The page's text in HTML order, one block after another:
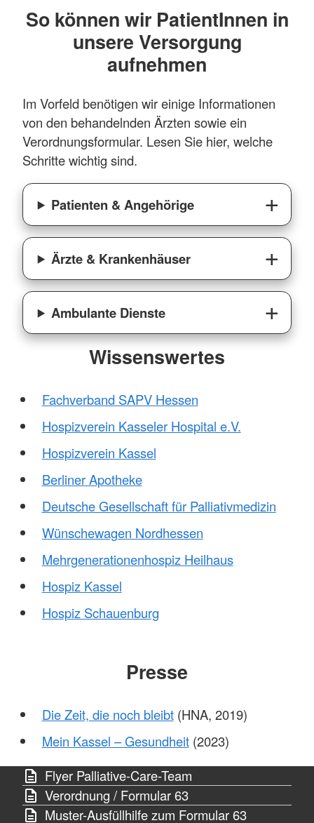
kennen wir uns bereits und sind gemeinsam
gewappnet für Zeiten mit mehr
Unterstützungsbedarf.
Sprachen
Türkisch
Russisch
Mehr anzeigen
So können wir PatientInnen in
unsere Versorgung
aufnehmen
Im Vorfeld benötigen wir einige Informationen
von den behandelnden Ärzten sowie ein
Verordnungsformular. Lesen Sie hier, welche
Schritte wichtig sind.
Patienten & Angehörige
Ärzte & Krankenhäuser
Ambulante Dienste
Wissenswertes
Fachverband SAPV Hessen
Hospizverein Kasseler Hospital e.V.
Hospizverein Kassel
Berliner Apotheke
Deutsche Gesellschaft für Palliativmedizin
Wünschewagen Nordhessen
Mehrgenerationenhospiz Heilhaus
Hospiz Kassel
Hospiz Schauenburg
Presse
Die Zeit, die noch bleibt(HNA, 2019)
Mein Kassel – Gesundheit​​​​​​​(2023)
Flyer Palliative-Care-Team
Verordnung / Formular 63
Muster-Ausfüllhilfe zum Formular 63